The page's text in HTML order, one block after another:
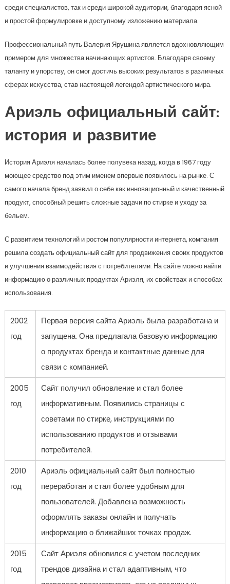
среди специалистов, так и среди широкой аудитории, благодаря ясной
и простой формулировке и доступному изложению материала.
Профессиональный путь Валерия Ярушина является вдохновляющим
примером для множества начинающих артистов. Благодаря своему
таланту и упорству, он смог достичь высоких результатов в различных
сферах искусства, став настоящей легендой артистического мира.
Ариэль официальный сайт:
история и развитие
История Ариэля началась более полувека назад, когда в 1967 году
моющее средство под этим именем впервые появилось на рынке. С
самого начала бренд заявил о себе как инновационный и качественный
продукт, способный решить сложные задачи по стирке и уходу за
бельем.
С развитием технологий и ростом популярности интернета, компания
решила создать официальный сайт для продвижения своих продуктов
и улучшения взаимодействия с потребителями. На сайте можно найти
информацию о различных продуктах Ариэля, их свойствах и способах
использования.
2002
год
Первая версия сайта Ариэль была разработана и
запущена. Она предлагала базовую информацию
о продуктах бренда и контактные данные для
связи с компанией.
2005
год
Сайт получил обновление и стал более
информативным. Появились страницы с
советами по стирке, инструкциями по
использованию продуктов и отзывами
потребителей.
2010
год
Ариэль официальный сайт был полностью
переработан и стал более удобным для
пользователей. Добавлена возможность
оформлять заказы онлайн и получать
информацию о ближайших точках продаж.
2015
год
Сайт Ариэля обновился с учетом последних
трендов дизайна и стал адаптивным, что